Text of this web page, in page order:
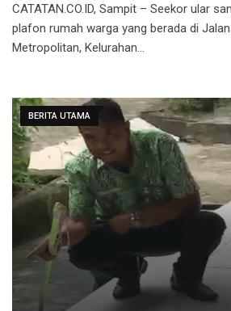
CATATAN.CO.ID, Sampit – Seekor ular
plafon rumah warga yang berada di
Metropolitan, Kelurahan…
BERITA UTAMA